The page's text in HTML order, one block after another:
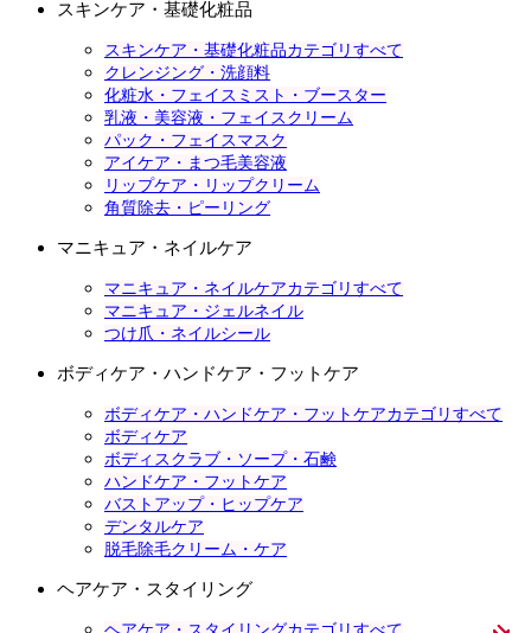
スキンケア・基礎化粧品
スキンケア・基礎化粧品カテゴリすべて
クレンジング・洗顔料
化粧水・フェイスミスト・ブースター
乳液・美容液・フェイスクリーム
パック・フェイスマスク
アイケア・まつ毛美容液
リップケア・リップクリーム
角質除去・ピーリング
マニキュア・ネイルケア
マニキュア・ネイルケアカテゴリすべて
マニキュア・ジェルネイル
つけ爪・ネイルシール
ボディケア・ハンドケア・フットケア
ボディケア・ハンドケア・フットケアカテゴリすべて
ボディケア
ボディスクラブ・ソープ・石鹸
ハンドケア・フットケア
バストアップ・ヒップケア
デンタルケア
脱毛除毛クリーム・ケア
ヘアケア・スタイリング